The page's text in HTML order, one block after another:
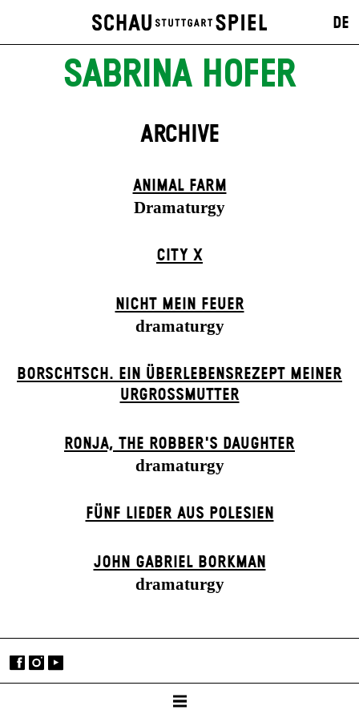
DE
SABRINA HOFER
ARCHIVE
ANIMAL FARM
Dramaturgy
CITY X
NICHT MEIN FEUER
dramaturgy
BORSCHTSCH. EIN ÜBERLEBENSREZEPT MEINER
URGROSSMUTTER
RONJA, THE ROBBER'S DAUGH­TER
dramaturgy
FÜNF LIEDER AUS POLESIEN
JOHN GABRIEL BORKMAN
dramaturgy